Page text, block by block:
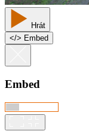
Hrát
</> Embed
Embed